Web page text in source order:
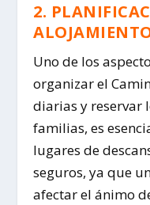
2.
Uno de los
organizar el
diarias y reservar
familias, es
lugares de
seguros, ya que
afectar el ánimo